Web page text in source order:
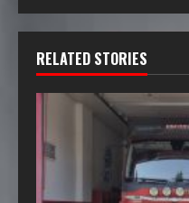
RELATED STORIES